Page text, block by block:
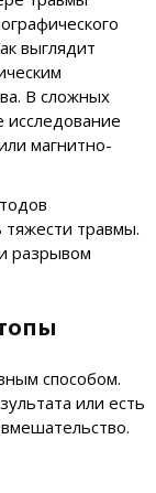
выглядит
В сложных
исследование
магнитно-
травмы.
разрывом
способом.
или есть